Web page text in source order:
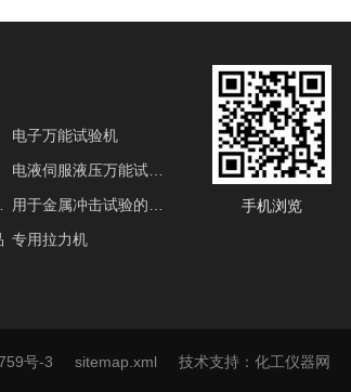
电子万能试验机
专用拉力机
手机浏览
号-3 sitemap.xml 技术支持： 化工仪器网